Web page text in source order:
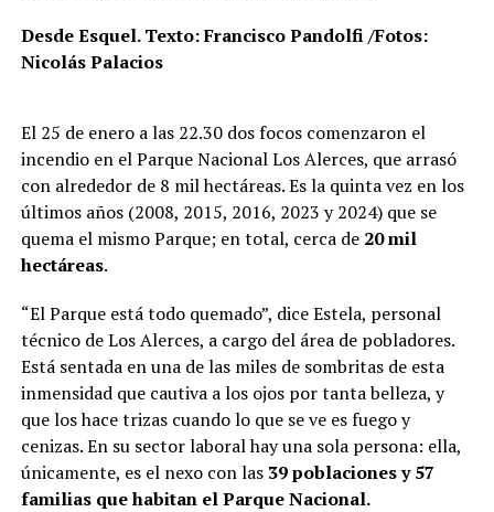
Desde Esquel. Texto: Francisco Pandolfi /Fotos:
Nicolás Palacios
El 25 de enero a las 22.30 dos focos comenzaron el
incendio en el Parque Nacional Los Alerces, que arrasó
con alrededor de 8 mil hectáreas. Es la quinta vez en los
últimos años (2008, 2015, 2016, 2023 y 2024) que se
quema el mismo Parque; en total, cerca de20 mil
hectáreas.
“El Parque está todo quemado”, dice Estela, personal
técnico de Los Alerces, a cargo del área de pobladores.
Está sentada en una de las miles de sombritas de esta
inmensidad que cautiva a los ojos por tanta belleza, y
que los hace trizas cuando lo que se ve es fuego y
cenizas. En su sector laboral hay una sola persona: ella,
únicamente, es el nexo con las 39 poblaciones y 57
familias que habitan el Parque Nacional.